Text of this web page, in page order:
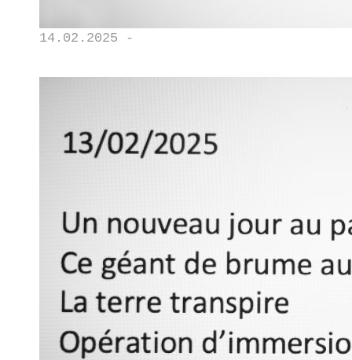
14.02.2025 -